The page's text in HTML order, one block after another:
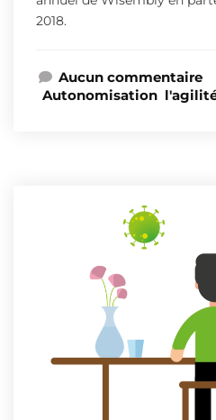
2018.
Aucun commentaire
Autonomisation